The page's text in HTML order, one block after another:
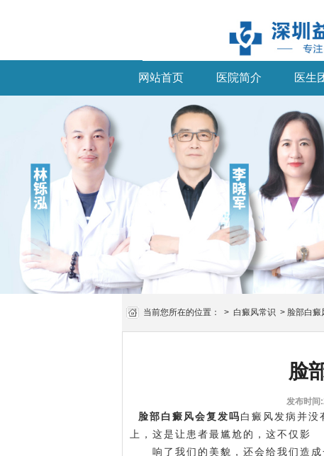
网站首页 医院简介 医生
当前您所在的位置： > 白癜风常识 > 脸部白癜
脸
发布时间
脸部白癜风会复发吗白癜风发病并没
上，这是让患者最尴尬的，这不仅影
响了我们的美貌，还会给我们造成